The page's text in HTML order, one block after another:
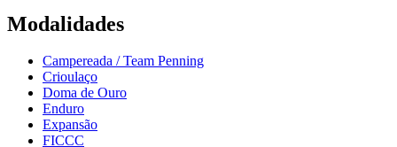
Modalidades
Campereada / Team Penning
Crioulaço
Doma de Ouro
Enduro
Expansão
FICCC